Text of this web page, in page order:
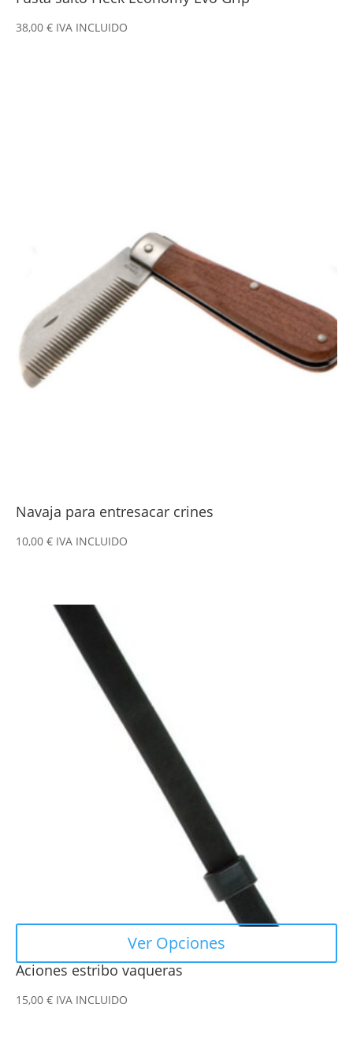
38,00 € IVA INCLUIDO
Navaja para entresacar crines
10,00 € IVA INCLUIDO
Aciones estribo vaqueras
15,00 € IVA INCLUIDO
Ver Opciones